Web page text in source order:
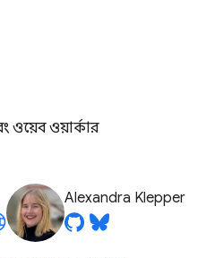
ওয়েব ওয়ার্কার
Alexandra Klepper